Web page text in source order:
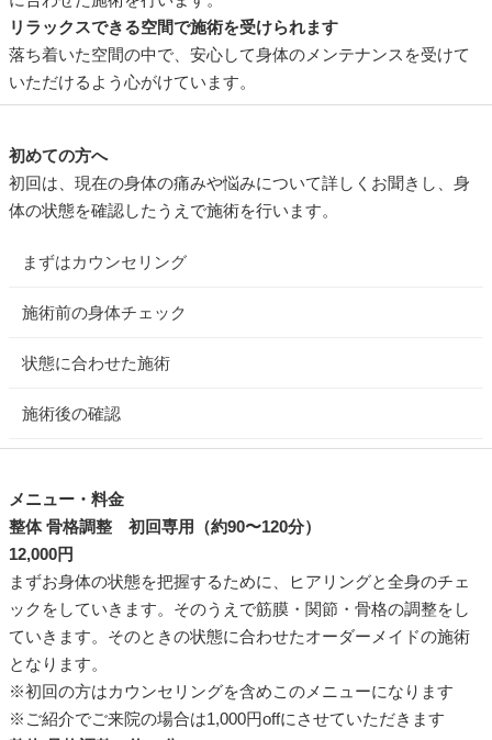
リラックスできる空間で施術を受けられます
落ち着いた空間の中で、安心して身体のメンテナンスを受けて
いただけるよう心がけています。
初めての方へ
初回は、現在の身体の痛みや悩みについて詳しくお聞きし、身
体の状態を確認したうえで施術を行います。
まずはカウンセリング
施術前の身体チェック
状態に合わせた施術
施術後の確認
メニュー・料金
整体 骨格調整 初回専用（約90〜120分）
12,000円
まずお身体の状態を把握するために、ヒアリングと全身のチェ
ックをしていきます。そのうえで筋膜・関節・骨格の調整をし
ていきます。そのときの状態に合わせたオーダーメイドの施術
となります。
※初回の方はカウンセリングを含めこのメニューになります
※ご紹介でご来院の場合は1,000円offにさせていただきます